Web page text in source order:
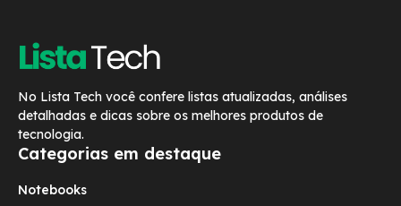
No Lista Tech você confere listas atualizadas, análises
detalhadas e dicas sobre os melhores produtos de
tecnologia.
Categorias em destaque
Notebooks